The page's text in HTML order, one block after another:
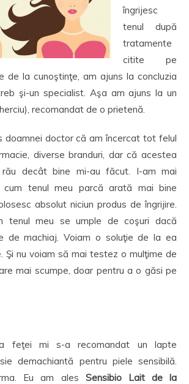
îngrijesc
tenul după
tratamente
citite pe
de la cunoştinţe, am ajuns la concluzia
şi-un specialist. Aşa am ajuns la un
recomandat de o prietenă.
doamnei doctor că am încercat tot felul
diverse branduri, dar că acestea
decât bine mi-au făcut. I-am mai
tenul meu parcă arată mai bine
absolut niciun produs de îngrijire.
tenul meu se umple de coşuri dacă
de machiaj. Voiam o soluţie de la ea
Şi nu voiam să mai testez o mulţime de
mai scumpe, doar pentru a o găsi pe
feţei mi s-a recomandat un lapte
demachiantă pentru piele sensibilă.
Eu am ales Sensibio Lait de la